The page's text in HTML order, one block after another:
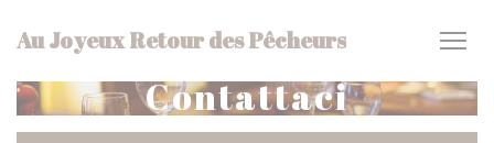
Au Joyeux Retour des Pêcheurs
Contattaci